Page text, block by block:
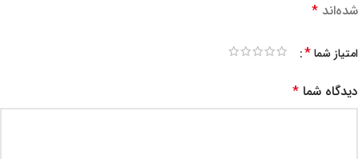
شده‌اند *
امتیاز شما*
دیدگاه شما *